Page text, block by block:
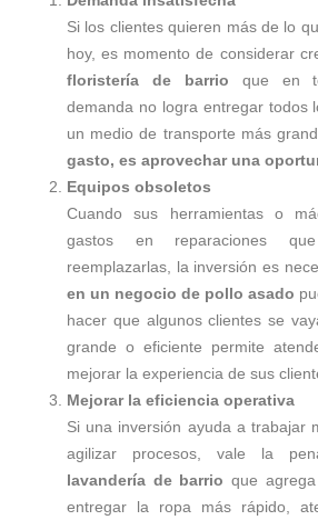
Si los clientes quieren más de lo
hoy, es momento de considerar
floristería de barrio que en
demanda no logra entregar todos
un medio de transporte más
gasto, es aprovechar una
Equipos obsoletos
Cuando sus herramientas o
gastos en reparaciones
reemplazarlas, la inversión es
en un negocio de pollo asado
hacer que algunos clientes se
grande o eficiente permite
mejorar la experiencia de sus
Mejorar la eficiencia operativa
Si una inversión ayuda a trabajar
agilizar procesos, vale la
lavandería de barrio que
entregar la ropa más rápido,